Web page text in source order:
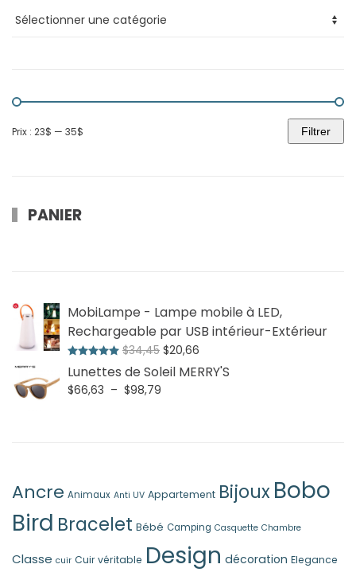
Prix
Prix
Filtrer
Prix : 23$ — 35$
PANIER
MobiLampe - Lampe mobile à LED,
Rechargeable par USB intérieur-Extérieur
Note5.00sur 5
$34,45 Le
prix
$20,66
prix
Lunettes de Soleil MERRY'S
$66,63 – $98,79
Ancre Animaux Anti UV Appartement Bijoux Bobo
Bird Bracelet Bébé Camping Casquette Chambre
Classe cuir Cuir véritable Design décoration Elegance